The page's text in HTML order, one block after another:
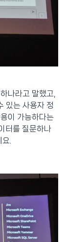
나라고 말했고,
있는 사용자 정
이 가능하다는
터를 질문하나
.